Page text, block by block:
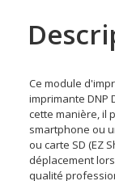
Ce module
imprimante DNP
cette manière, il
smartphone ou
ou carte SD (EZ
déplacement
qualité